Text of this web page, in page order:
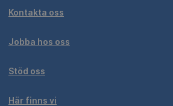
Kontakta oss
Jobba hos oss
Stöd oss
Här finns vi